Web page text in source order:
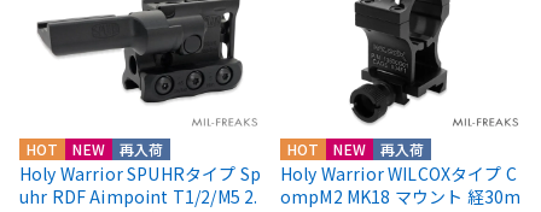
HOT NEW 再入荷
Holy Warrior SPUHRタイプ Sp
uhr RDF Aimpoint T1/2/M5 2.
HOT NEW 再入荷
Holy Warrior WILCOXタイプ C
ompM2 MK18 マウント 経30m